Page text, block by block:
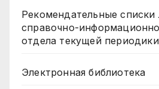
Рекомендательные списки
справочно-
отдела текущей периодики
Электронная библиотека